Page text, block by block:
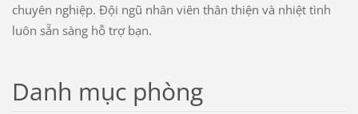
chuyên nghiệp. Đội ngũ nhân viên thân thiện và nhiệt tình
luôn sẵn sàng hỗ trợ bạn.
Danh mục phòng